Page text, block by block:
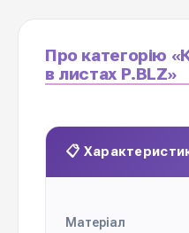
Про категорію
в листах Р.BLZ»
📋
Матеріал